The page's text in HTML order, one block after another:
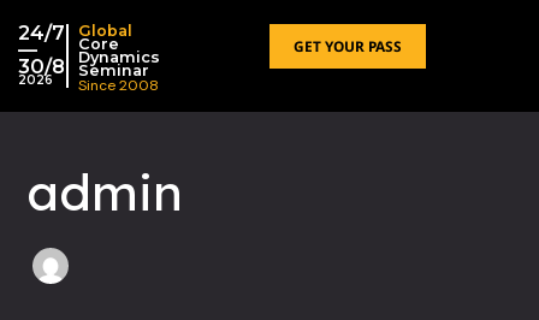
24/7
—
30/8
2026
Global
Core
Dynamics
Seminar
Since 2008
GET YOUR PASS
admin
索：